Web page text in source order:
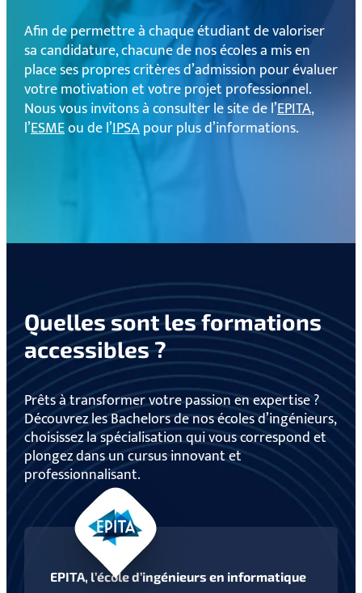
Afin de permettre à chaque étudiant de valoriser
sa candidature, chacune de nos écoles a mis en
place ses propres critères d’admission pour évaluer
votre motivation et votre projet professionnel.
Nous vous invitons à consulter le site de l’EPITA,
l’ESMEou de l’IPSApour plus d’informations.
Quelles sont les formations
accessibles ?
Prêts à transformer votre passion en expertise ?
Découvrez les Bachelors de nos écoles d’ingénieurs,
choisissez la spécialisation qui vous correspond et
plongez dans un cursus innovant et
professionnalisant.
EPITA, l’école d’ingénieurs en informatique